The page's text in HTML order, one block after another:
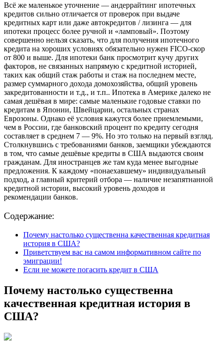
Всё же маленькое уточнение — андеррайтинг ипотечных
кредитов сильно отличается от проверок при выдаче
кредитных карт или даже автокредитов / лизинга — для
ипотеки процесс более ручной и «ламповый». Поэтому
совершенно нельзя сказать, что для получения ипотечного
кредита на хороших условиях обязательно нужен FICO-скор
от 800 и выше. Для ипотеки банк просмотрит кучу других
факторов, не связанных напрямую с кредитной историей,
таких как общий стаж работы и стаж на последнем месте,
размер суммарного дохода домохозяйства, общий уровень
закредитованности и т.д., и т.п.. Ипотека в Америке далеко не
самая дешёвая в мире: самые маленькие годовые ставки по
кредитам в Японии, Швейцарии, остальных странах
Еврозоны. Однако её условия кажутся более приемлемыми,
чем в России, где банковский процент по кредиту сегодня
составляет в среднем 7 — 9%. Но это только на первый взгляд.
Столкнувшись с требованиями банков, заемщики убеждаются
в том, что самые дешёвые кредиты в США выдаются своим
гражданам. Для иностранцев же там куда менее выгодные
предложения. К каждому «понаехавшему» индивидуальный
подход, а главный критерий отбора — наличие незапятнанной
кредитной истории, высокий уровень доходов и
рекомендации банков.
Содержание:
Почему настолько существенна качественная кредитная
история в США?
Приветствуем вас на самом информативном сайте по
эмиграции!
Если не можете погасить кредит в США
Почему настолько существенна
качественная кредитная история в
США?